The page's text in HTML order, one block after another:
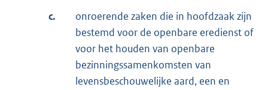
c.
onroerende zaken die in hoofdzaak zijn
bestemd voor de openbare eredienst of
voor het houden van openbare
bezinningssamenkomsten van
levensbeschouwelijke aard, een en